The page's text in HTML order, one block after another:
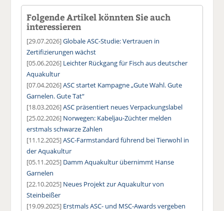
Folgende Artikel könnten Sie auch
interessieren
[29.07.2026]Globale ASC-Studie: Vertrauen in
Zertifizierungen wächst
[05.06.2026] Leichter Rückgang für Fisch aus deutscher
Aquakultur
[07.04.2026]ASC startet Kampagne „Gute Wahl. Gute
Garnelen. Gute Tat“
[18.03.2026]ASC präsentiert neues Verpackungslabel
[25.02.2026] Norwegen: Kabeljau-Züchter melden
erstmals schwarze Zahlen
[11.12.2025]ASC-Farmstandard führend bei Tierwohl in
der Aquakultur
[05.11.2025] Damm Aquakultur übernimmt Hanse
Garnelen
[22.10.2025] Neues Projekt zur Aquakultur von
Steinbeißer
[19.09.2025] Erstmals ASC- und MSC-Awards vergeben